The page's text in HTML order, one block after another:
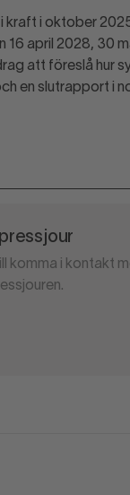
i oktober
16 april 2028, 30
att föreslå hur
en slutrapport i
komma i kontakt